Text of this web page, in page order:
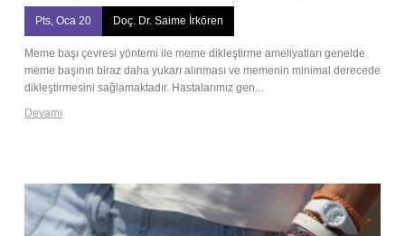
Pts, Oca 20 Doç. Dr. Saime İrkören
Meme başı çevresi yöntemi ile meme dikleştirme ameliyatları genelde
meme başının biraz daha yukarı alınması ve memenin minimal derecede
dikleştirmesini sağlamaktadır. Hastalarımız gen...
Devamı